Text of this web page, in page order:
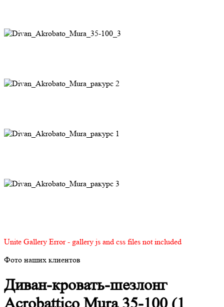
Unite Gallery Error - gallery js and css files not included
Фото наших клиентов
Диван-кровать-шезлонг
Acrobattico Mura 35-100 (1